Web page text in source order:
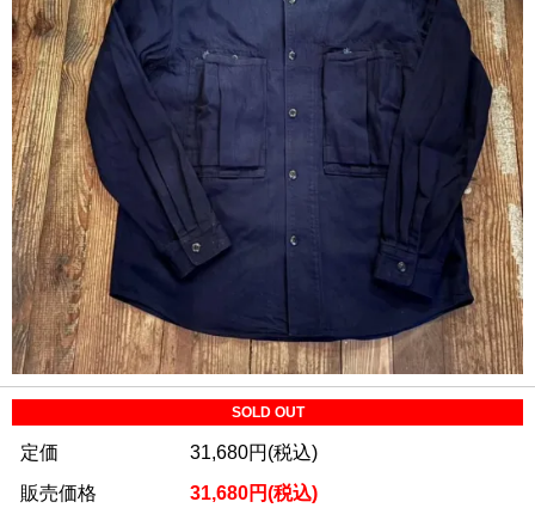
SOLD OUT
定価
31,680円(税込)
販売価格
31,680円(税込)